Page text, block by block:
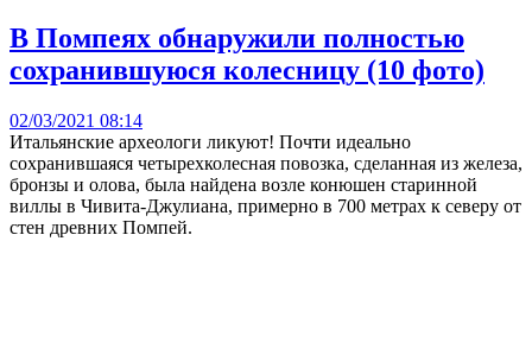
В Помпеях обнаружили полностью
сохранившуюся колесницу (10 фото)
02/03/2021 08:14
Итальянские археологи ликуют! Почти идеально
сохранившаяся четырехколесная повозка, сделанная из железа,
бронзы и олова, была найдена возле конюшен старинной
виллы в Чивита-Джулиана, примерно в 700 метрах к северу от
стен древних Помпей.